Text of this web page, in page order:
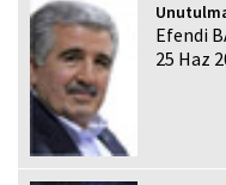
Efendi
25 Haz